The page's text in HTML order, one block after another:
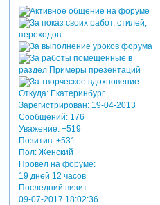
Откуда:Екатеринбург
Зарегистрирован: 19-04-2013
Сообщений:176
Уважение: +519
Позитив: +531
Пол:Женский
Провел на форуме:
19 дней 12 часов
Последний визит:
09-07-2017 18:02:36